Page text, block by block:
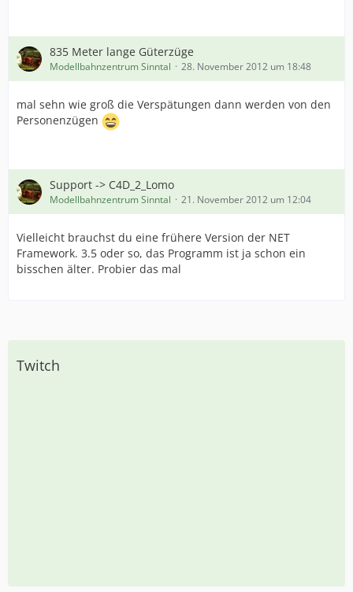
835 Meter lange Güterzüge
Modellbahnzentrum Sinntal 28. November 2012 um 18:48
mal sehn wie groß die Verspätungen dann werden von den
Personenzügen
Support -> C4D_2_Lomo
Modellbahnzentrum Sinntal 21. November 2012 um 12:04
Vielleicht brauchst du eine frühere Version der NET
Framework. 3.5 oder so, das Programm ist ja schon ein
bisschen älter. Probier das mal
Twitch